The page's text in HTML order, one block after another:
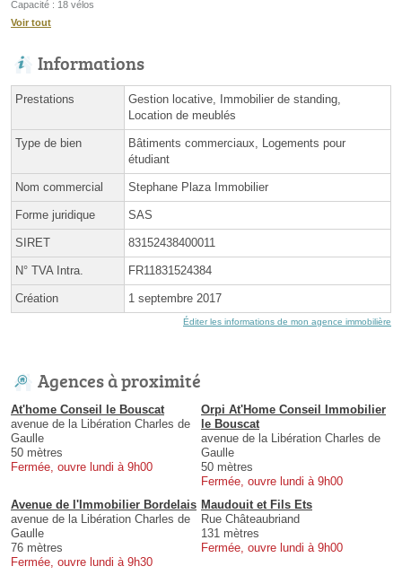
Capacité : 18 vélos
Voir tout
Informations
Prestations
Gestion locative, Immobilier de standing,
Location de meublés
Type de bien
Bâtiments commerciaux, Logements pour
étudiant
Nom commercial Stephane Plaza Immobilier
Forme juridique SAS
SIRET 83152438400011
N° TVA Intra. FR11831524384
Création 1 septembre 2017
Éditer les informations de mon agence immobilière
Agences à proximité
At'home Conseil le Bouscat
avenue de la Libération Charles de
Gaulle
50 mètres
Fermée, ouvre lundi à 9h00
Orpi At'Home Conseil Immobilier
le Bouscat
avenue de la Libération Charles de
Gaulle
50 mètres
Fermée, ouvre lundi à 9h00
Avenue de l'Immobilier Bordelais
avenue de la Libération Charles de
Gaulle
76 mètres
Fermée, ouvre lundi à 9h30
Maudouit et Fils Ets
Rue Châteaubriand
131 mètres
Fermée, ouvre lundi à 9h00